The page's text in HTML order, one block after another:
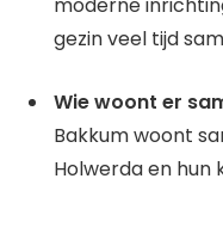
moderne
gezin veel tijd
Wie woont er
Bakkum woont
Holwerda en hun